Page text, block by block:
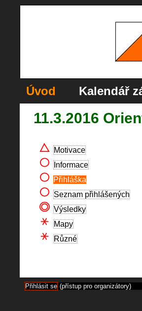
Úvod Kalendář
11.3.2016
Motivace
Informace
Přihláška
Seznam přihlášených
Výsledky
Mapy
Různé
Přihlásit se (přístup pro organizátory)